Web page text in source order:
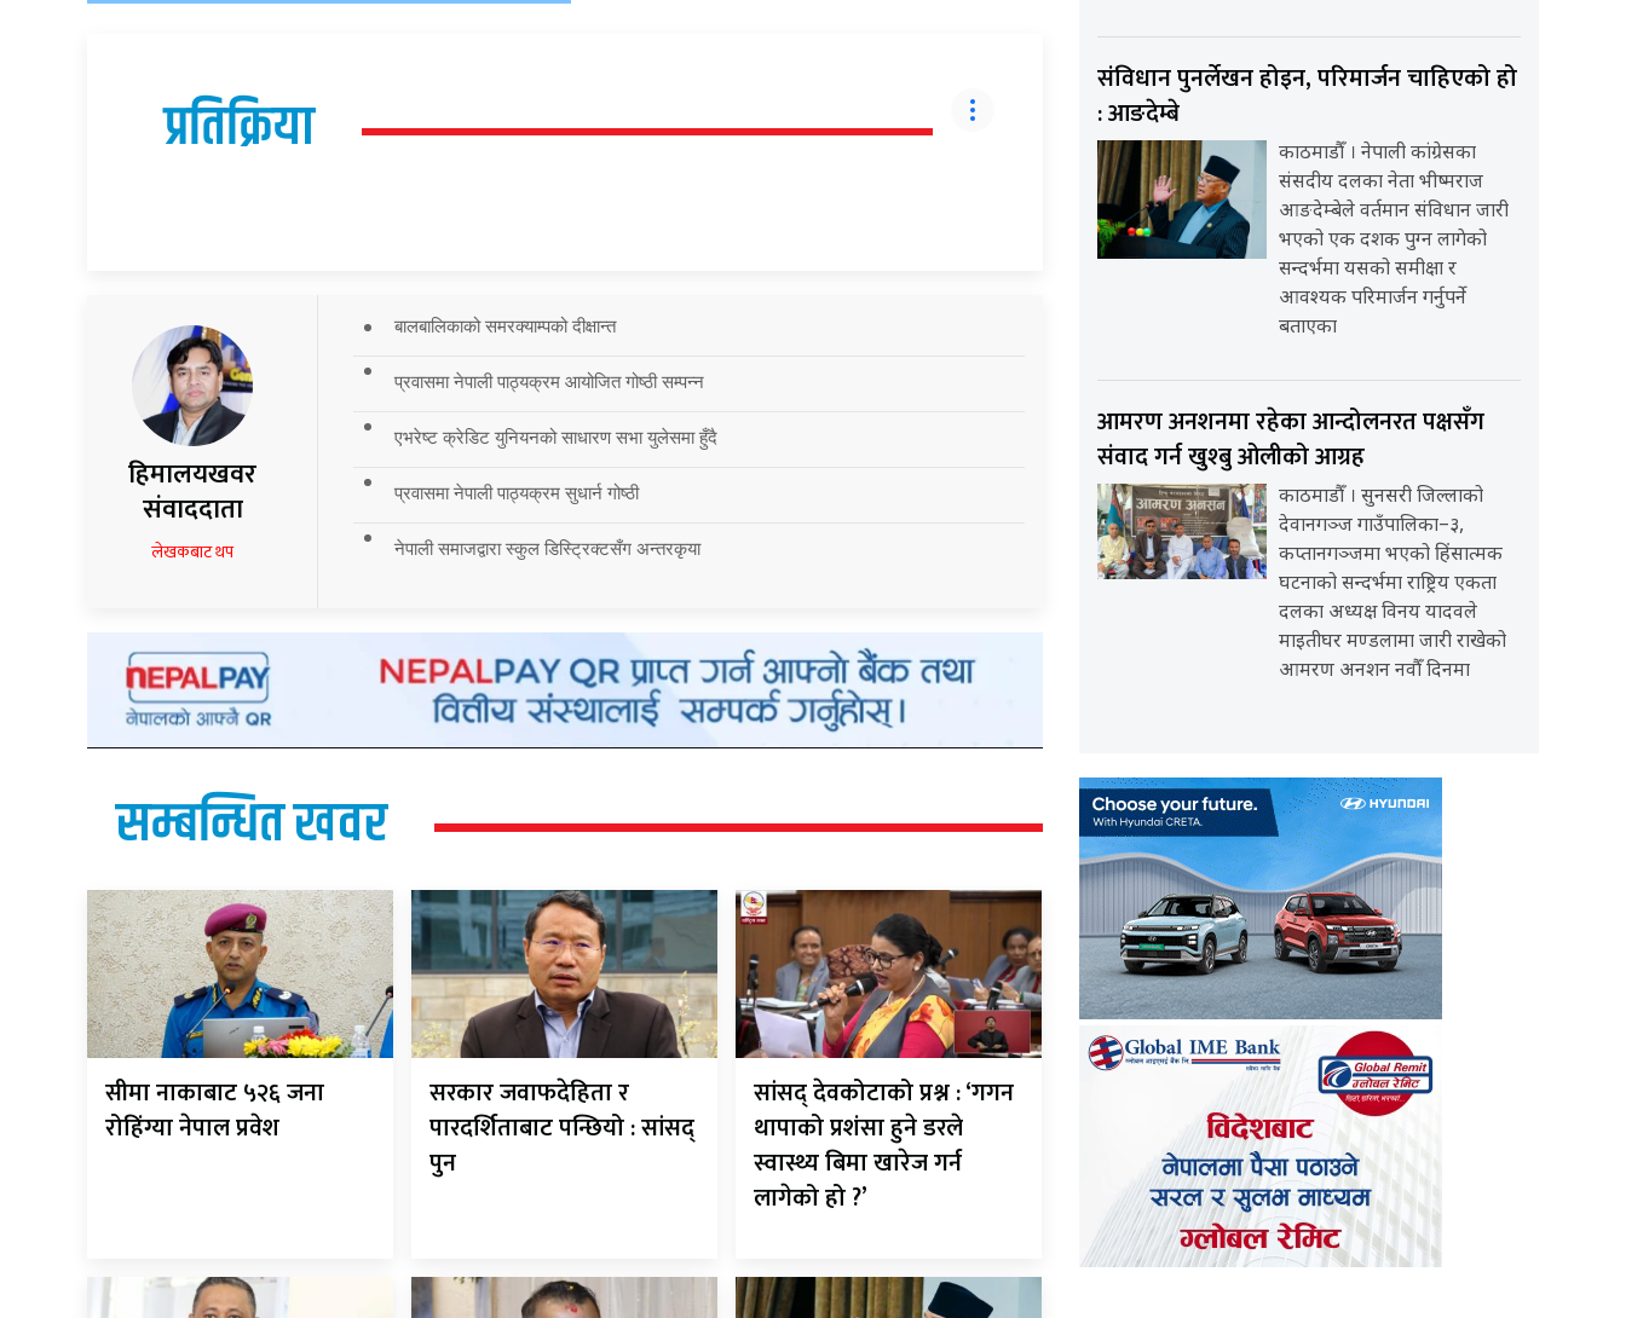
प्रतिक्रिया
हिमालयखवर
संवाददाता
लेखकबाट थप
बालबालिकाको समरक्याम्पको दीक्षान्त
प्रवासमा नेपाली पाठ्यक्रम आयोजित गोष्ठी सम्पन्न
एभरेष्ट क्रेडिट युनियनको साधारण सभा युलेसमा हुँदै
प्रवासमा नेपाली पाठ्यक्रम सुधार्न गोष्ठी
नेपाली समाजद्वारा स्कुल डिस्ट्रिक्टसँग अन्तरकृया
सम्बन्धित खवर
सीमा नाकाबाट ५२६ जना
रोहिंग्या नेपाल प्रवेश
सरकार जवाफदेहिता र
पारदर्शिताबाट पन्छियो : सांसद्
पुन
सांसद् देवकोटाको प्रश्न : ‘गगन
थापाको प्रशंसा हुने डरले
स्वास्थ्य बिमा खारेज गर्न
लागेको हो ?’
संविधान पुनर्लेखन होइन, परिमार्जन चाहिएको हो
: आङदेम्बे
काठमाडौँ । नेपाली कांग्रेसका
संसदीय दलका नेता भीष्मराज
आङदेम्बेले वर्तमान संविधान जारी
भएको एक दशक पुग्न लागेको
सन्दर्भमा यसको समीक्षा र
आवश्यक परिमार्जन गर्नुपर्ने
बताएका
आमरण अनशनमा रहेका आन्दोलनरत पक्षसँग
संवाद गर्न खुश्बु ओलीको आग्रह
काठमाडौँ । सुनसरी जिल्लाको
देवानगञ्ज गाउँपालिका–३,
कप्तानगञ्जमा भएको हिंसात्मक
घटनाको सन्दर्भमा राष्ट्रिय एकता
दलका अध्यक्ष विनय यादवले
माइतीघर मण्डलामा जारी राखेको
आमरण अनशन नवौँ दिनमा